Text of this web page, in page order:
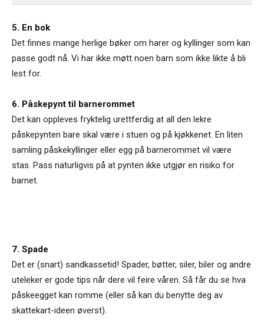
5. En bok
Det finnes mange herlige bøker om harer og kyllinger som kan
passe godt nå. Vi har ikke møtt noen barn som ikke likte å bli
lest for.
6. Påskepynt til barnerommet
Det kan oppleves fryktelig urettferdig at all den lekre
påskepynten bare skal være i stuen og på kjøkkenet. En liten
samling påskekyllinger eller egg på barnerommet vil være
stas. Pass naturligvis på at pynten ikke utgjør en risiko for
barnet.
7. Spade
Det er (snart) sandkassetid! Spader, bøtter, siler, biler og andre
uteleker er gode tips når dere vil feire våren. Så får du se hva
påskeegget kan romme (eller så kan du benytte deg av
skattekart-ideen øverst).